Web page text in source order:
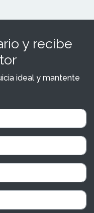
y recibe
ideal y mantente